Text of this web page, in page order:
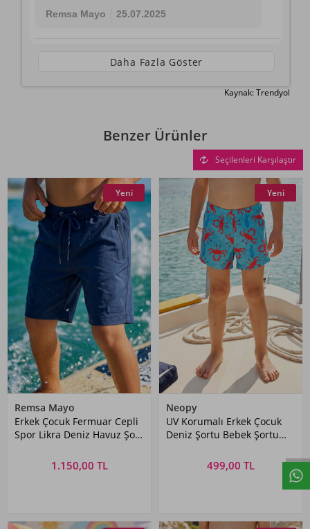
Remsa Mayo 25.07.2025
Daha Fazla Göster
Kaynak: Trendyol
Benzer Ürünler
Seçilenleri Karşılaştır
Yeni
Remsa Mayo
Erkek Çocuk Fermuar Cepli
Spor Likra Deniz Havuz Şort
1.150,00 TL
Yeni
Neopy
UV Korumalı Erkek Çocuk
Deniz Şortu Bebek Şortu
499,00 TL